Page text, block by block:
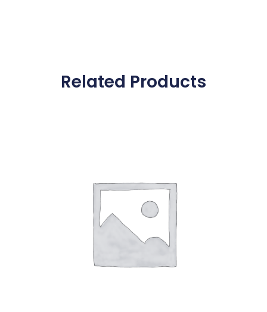
Related Products